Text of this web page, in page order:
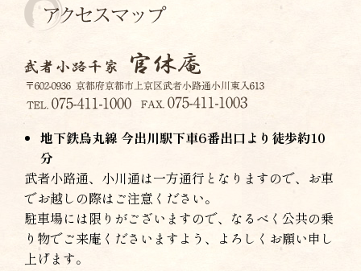
地下鉄烏丸線 今出川駅下車6番出口より徒歩約10
分
武者小路通、小川通は一方通行となりますので、お車
でお越しの際はご注意ください。
駐車場には限りがございますので、なるべく公共の乗
り物でご来庵くださいますよう、よろしくお願い申し
上げます。